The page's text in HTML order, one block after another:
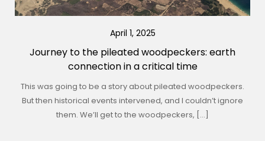
April 1, 2025
Journey to the pileated woodpeckers: earth
connection in a critical time
This was going to be a story about pileated woodpeckers.
But then historical events intervened, and I couldn’t ignore
them. We’ll get to the woodpeckers, […]